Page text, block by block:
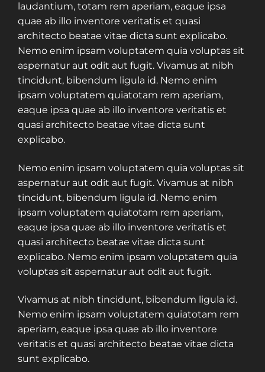
laudantium, totam rem aperiam, eaque ipsa
quae ab illo inventore veritatis et quasi
architecto beatae vitae dicta sunt explicabo.
Nemo enim ipsam voluptatem quia voluptas sit
aspernatur aut odit aut fugit. Vivamus at nibh
tincidunt, bibendum ligula id. Nemo enim
ipsam voluptatem quiatotam rem aperiam,
eaque ipsa quae ab illo inventore veritatis et
quasi architecto beatae vitae dicta sunt
explicabo.
Nemo enim ipsam voluptatem quia voluptas sit
aspernatur aut odit aut fugit. Vivamus at nibh
tincidunt, bibendum ligula id. Nemo enim
ipsam voluptatem quiatotam rem aperiam,
eaque ipsa quae ab illo inventore veritatis et
quasi architecto beatae vitae dicta sunt
explicabo. Nemo enim ipsam voluptatem quia
voluptas sit aspernatur aut odit aut fugit.
Vivamus at nibh tincidunt, bibendum ligula id.
Nemo enim ipsam voluptatem quiatotam rem
aperiam, eaque ipsa quae ab illo inventore
veritatis et quasi architecto beatae vitae dicta
sunt explicabo.